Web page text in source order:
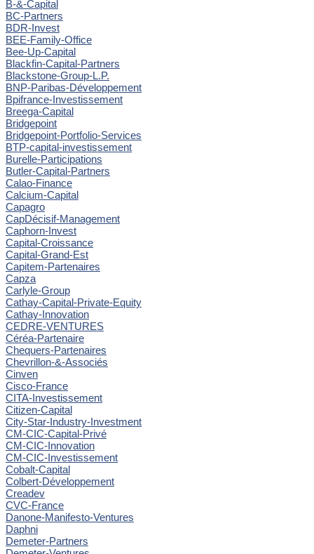
B-&-Capital
BC-Partners
BDR-Invest
BEE-Family-Office
Bee-Up-Capital
Blackfin-Capital-Partners
Blackstone-Group-L.P.
BNP-Paribas-Développement
Bpifrance-Investissement
Breega-Capital
Bridgepoint
Bridgepoint-Portfolio-Services
BTP-capital-investissement
Burelle-Participations
Butler-Capital-Partners
Calao-Finance
Calcium-Capital
Capagro
CapDécisif-Management
Caphorn-Invest
Capital-Croissance
Capital-Grand-Est
Capitem-Partenaires
Capza
Carlyle-Group
Cathay-Capital-Private-Equity
Cathay-Innovation
CEDRE-VENTURES
Céréa-Partenaire
Chequers-Partenaires
Chevrillon-&-Associés
Cinven
Cisco-France
CITA-Investissement
Citizen-Capital
City-Star-Industry-Investment
CM-CIC-Capital-Privé
CM-CIC-Innovation
CM-CIC-Investissement
Cobalt-Capital
Colbert-Développement
Creadev
CVC-France
Danone-Manifesto-Ventures
Daphni
Demeter-Partners